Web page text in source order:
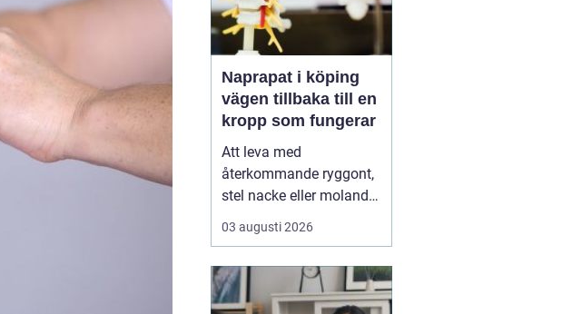
Naprapat i köping
vägen tillbaka till en
kropp som fungerar
Att leva med
återkommande ryggont,
stel nacke eller molande
värk i axlar och höfter
sliter på både ork och
länge innan de söker
hjälp, fast problemen
03 augusti 2026